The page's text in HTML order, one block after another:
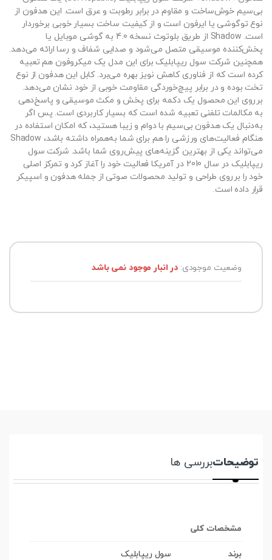
بی‌سیم خوش‌ساخت و مقاوم در برابر رطوبت و عرق است. این هدفون از
نوع توگوشی یا ایرفون است و از کیفیت ساخت بسیار خوبی برخوردار
است. Shadow از طریق بلوتوث نسخه 4.0 به گوشی موبایل یا
پخش‌کننده موسیقی متصل می‌شود و صدایی شفاف و رسا ارائه می‌دهد.
همچنین شرکت سول ریپابلیک برای این مدل یک میکروفون هم تعبیه
کرده است که از فناوری کاهش نویز بهره می‌برد. کابل این هدفون از نوع
تخت بوده و در برابر پیچ‌خوردگی مقاومت خوبی از خود نشان می‌دهد.
برروی این محصول یک دکمه برای پخش و مکث موسیقی و پاسخ‌دهی
به مکالمات تلفنی تعبیه شده است که بسیار کاربردی است. پس اگر
به‌دنبال یک هدفون بی‌سیم با دوام و زیبا هستید، که امکان استفاده در
هنگام فعالیت‌های ورزشی را هم برای شما به‌همراه داشته باشد، Shadow
می‌تواند یکی از بهترین گزینه‌های پیش‌روی شما باشد. شرکت سول
ریپابلیک در سال 2010 در آمریکا فعالیت خود را آغاز کرد و تمرکز اصلی
خود را برروی طراحی و تولید محصولات صوتی از جمله هدفون و اسپیکر
قرار داده است.
وضعیت موجودی:در انبار موجود نمی باشد
توضیحاتبررسی ها
مشخصات کلی
برند سول ریپابلیک